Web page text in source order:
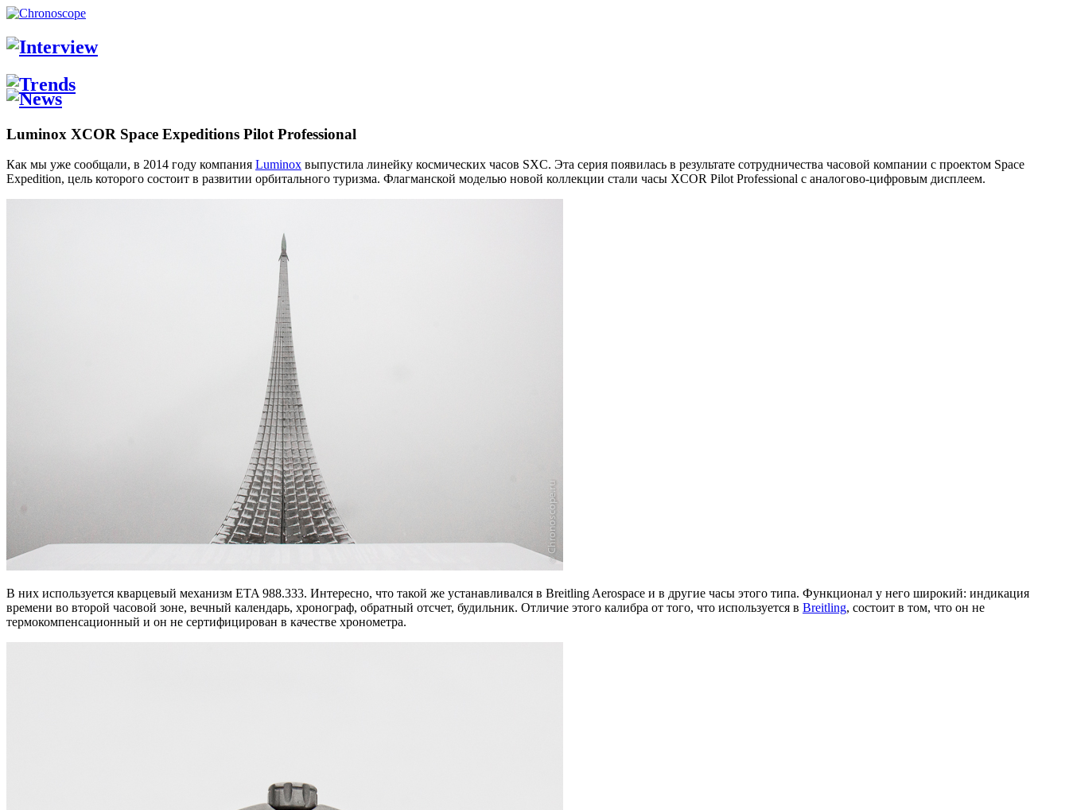
Luminox XCOR Space Expeditions Pilot Professional
Как мы уже сообщали, в 2014 году компания Luminox выпустила линейку космических часов SXC. Эта серия появилась в результате сотрудничества часовой компании с проектом Space
Expedition, цель которого состоит в развитии орбитального туризма. Флагманской моделью новой коллекции стали часы XCOR Pilot Professional с аналогово-цифровым дисплеем.
В них используется кварцевый механизм ETA 988.333. Интересно, что такой же устанавливался в Breitling Aerospace и в другие часы этого типа. Функционал у него широкий: индикация
времени во второй часовой зоне, вечный календарь, хронограф, обратный отсчет, будильник. Отличие этого калибра от того, что используется в Breitling, состоит в том, что он не
термокомпенсационный и он не сертифицирован в качестве хронометра.